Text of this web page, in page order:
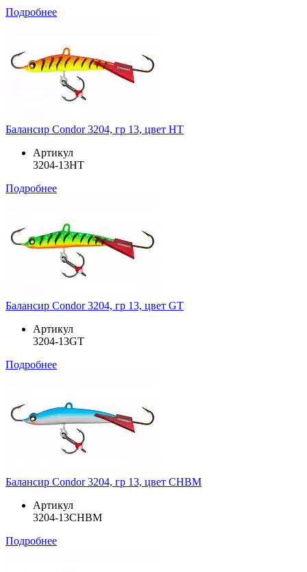
Подробнее
Балансир Condor 3204, гр 13, цвет HT
Артикул
3204-13HT
Подробнее
Балансир Condor 3204, гр 13, цвет GT
Артикул
3204-13GT
Подробнее
Балансир Condor 3204, гр 13, цвет CHBM
Артикул
3204-13CHBM
Подробнее